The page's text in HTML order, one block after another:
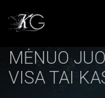
MĖNUO
VISA TAI